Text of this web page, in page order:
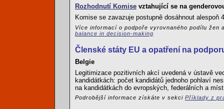
Rozhodnutí Komise vztahující se na
Komise se zavazuje postupně dosáhnout alespoň
Více informací o podpoře vyrovnaného podílu
balance in decision-making
Členské státy EU a opatření na
Belgie
Legitimizace pozitivních akcí uvedená v ústavě
kandidátkách: počet kandidátů jednoho pohlaví
na kandidátkách do evropských, federálních a
Podrobější informace získáte v sekci Příklady z